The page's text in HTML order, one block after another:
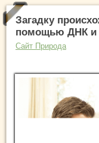
Загадку
помощью ДНК и
Сайт Природа